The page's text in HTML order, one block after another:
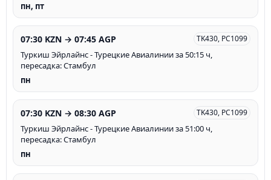
пн, пт
07:30 KZN → 07:45 AGP TK430, PC1099
Туркиш Эйрлайнс - Турецкие Авиалинии за 50:15 ч,
пересадка: Стамбул
пн
07:30 KZN → 08:30 AGP TK430, PC1099
Туркиш Эйрлайнс - Турецкие Авиалинии за 51:00 ч,
пересадка: Стамбул
пн